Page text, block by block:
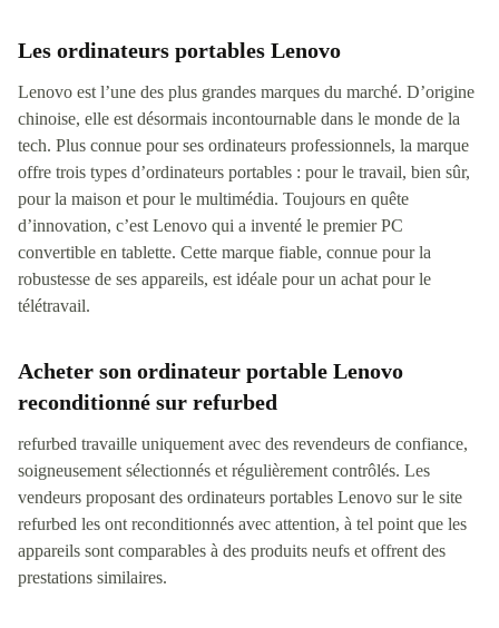
Les ordinateurs portables Lenovo
Lenovo est l’une des plus grandes marques du marché. D’origine
chinoise, elle est désormais incontournable dans le monde de la
tech. Plus connue pour ses ordinateurs professionnels, la marque
offre trois types d’ordinateurs portables : pour le travail, bien sûr,
pour la maison et pour le multimédia. Toujours en quête
d’innovation, c’est Lenovo qui a inventé le premier PC
convertible en tablette. Cette marque fiable, connue pour la
robustesse de ses appareils, est idéale pour un achat pour le
télétravail.
Acheter son ordinateur portable Lenovo
reconditionné sur refurbed
refurbed travaille uniquement avec des revendeurs de confiance,
soigneusement sélectionnés et régulièrement contrôlés. Les
vendeurs proposant des ordinateurs portables Lenovo sur le site
refurbed les ont reconditionnés avec attention, à tel point que les
appareils sont comparables à des produits neufs et offrent des
prestations similaires.